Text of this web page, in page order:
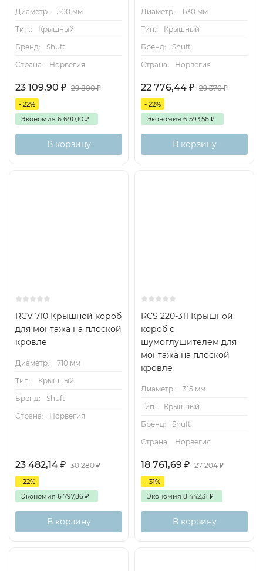
Диаметр.:
500 мм
Тип.:
Крышный
Бренд:
Shuft
Страна:
Норвегия
23 109,90 ₽ 29 800₽
- 22%
Экономия 6 690,10 ₽
В корзину
Диаметр.:
630 мм
Тип.:
Крышный
Бренд:
Shuft
Страна:
Норвегия
22 776,44 ₽ 29 370₽
- 22%
Экономия 6 593,56 ₽
В корзину
RCV 710 Крышной короб
для монтажа на плоской
кровле
Диаметр.:
710 мм
Тип.:
Крышный
Бренд:
Shuft
Страна:
Норвегия
23 482,14 ₽ 30 280₽
- 22%
Экономия 6 797,86 ₽
В корзину
RCS 220-311 Крышной
короб с
шумоглушителем для
монтажа на плоской
кровле
Диаметр.:
315 мм
Тип.:
Крышный
Бренд:
Shuft
Страна:
Норвегия
18 761,69 ₽ 27 204₽
- 31%
Экономия 8 442,31 ₽
В корзину